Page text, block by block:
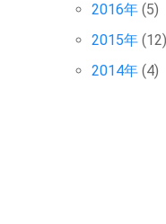
2016年 (5)
2015年 (12)
2014年 (4)